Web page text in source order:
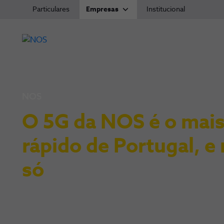
Particulares Empresas Institucional
O 5G da NOS é o mais
rápido de Portugal, e
só